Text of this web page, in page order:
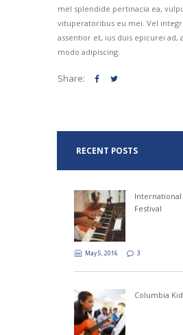
mel splendide pertinacia ea,
vituperatoribus eu mei. Vel
assentior et, ius duis epicurei ad,
modo adipiscing.
Share:
RECENT POSTS
International
Festival
May 5, 2016 3
Columbia